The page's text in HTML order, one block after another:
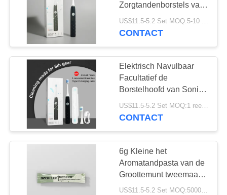
SITEMAP
PRIVACYBELEID
Geactiveerde
Houtskooltandpasta
18
De Tandpasta van
organische
Kinderen
Zorgtandenborstels van
3.7V Mondelinge diep
Navulbaar
CONTACT
Elektrisch Navulbaar
Facultatief de
Borstelhoofd van Sonic
Cleaning Oral Care
Toothbrushes
US$11.5-5.2 Set MOQ:1 reeks
CONTACT
6g Kleine het
Aromatandpasta van de
Groottemunt tweemaal
Één Dagdocument
US$11.5-5.2 Set MOQ:500000PCS